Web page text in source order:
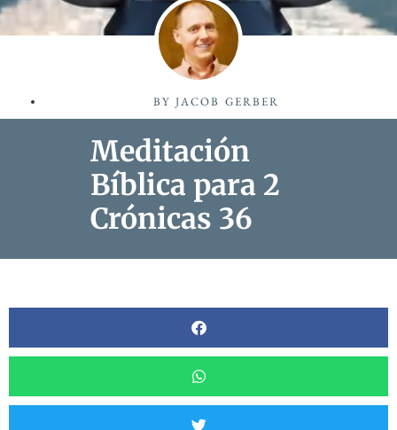
BY JACOB GERBER
Meditación
Bíblica para 2
Crónicas 36